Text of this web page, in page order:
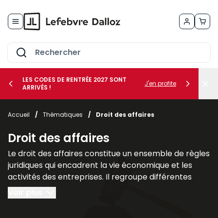
le sous-menu Vos métiers
le sous-menu Vos besoins
LES CODES DE RENTRÉE 2027 SONT
ARRIVÉS !
J'en profite
Accueil / Thématiques / Droit des affaires
Droit des affaires
Le droit des affaires constitue un ensemble de règles
juridiques qui encadrent la vie économique et les
activités des entreprises. Il regroupe différentes
branches du droit qui interviennent dans la création,
la gestion et la protection des sociétés ainsi que